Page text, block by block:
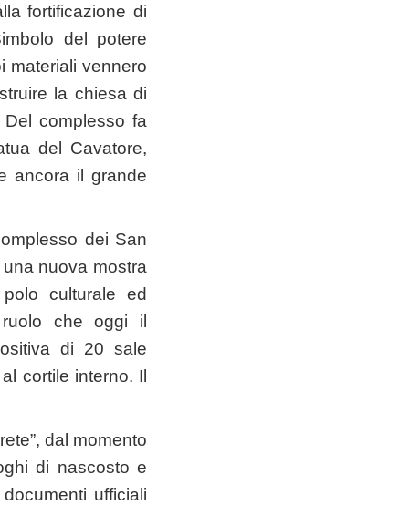
fortificazione di
del potere
materiali vennero
la chiesa di
complesso fa
del Cavatore,
ancora il grande
dei San
nuova mostra
culturale ed
ruolo che oggi il
di 20 sale
cortile interno. Il
dal momento
di nascosto e
ufficiali